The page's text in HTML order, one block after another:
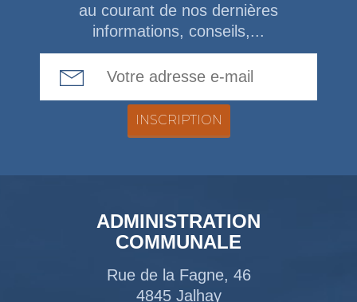
au courant de nos dernières
informations, conseils,...
ADMINISTRATION
COMMUNALE
Rue de la Fagne, 46
4845 Jalhay